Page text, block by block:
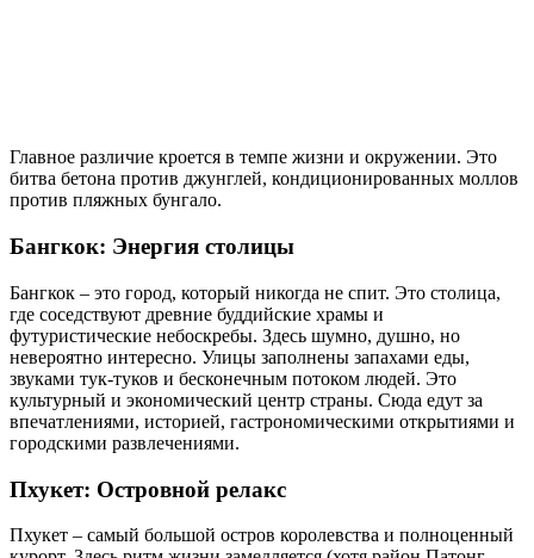
Главное различие кроется в темпе жизни и окружении. Это
битва бетона против джунглей, кондиционированных моллов
против пляжных бунгало.
Бангкок: Энергия столицы
Бангкок – это город, который никогда не спит. Это столица,
где соседствуют древние буддийские храмы и
футуристические небоскребы. Здесь шумно, душно, но
невероятно интересно. Улицы заполнены запахами еды,
звуками тук-туков и бесконечным потоком людей. Это
культурный и экономический центр страны. Сюда едут за
впечатлениями, историей, гастрономическими открытиями и
городскими развлечениями.
Пхукет: Островной релакс
Пхукет – самый большой остров королевства и полноценный